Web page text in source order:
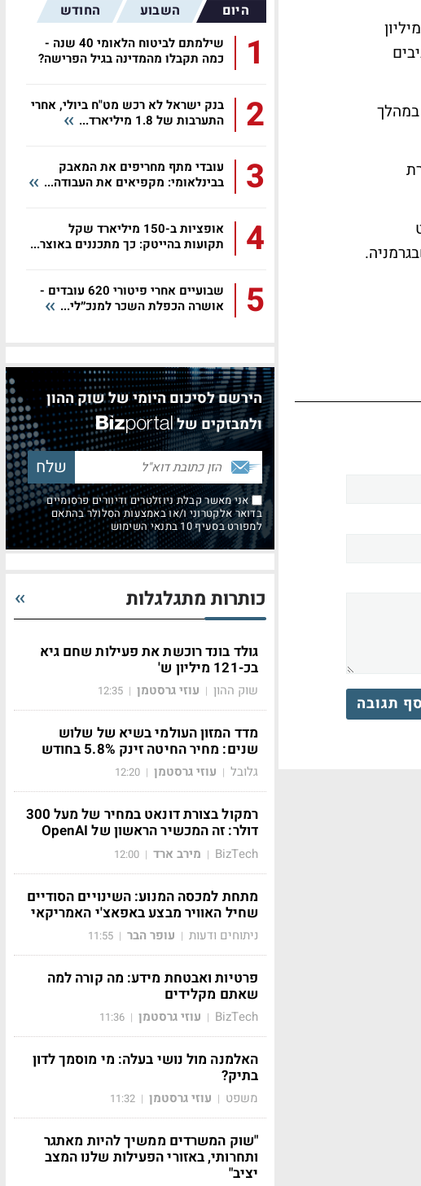
בסך הכל, רכשה פרופיט עד כה מאז תחילת 2006 11 נכסים בשוויץ בתמורה כוללת של כ-165 מיליון
תגובה
היום השבוע החודש
1
שילמתם לביטוח הלאומי 40 שנה -
כמה תקבלו מהמדינה בגיל הפרישה?
2
בנק ישראל לא רכש מט"ח ביולי, אחרי
התערבות של 1.8 מיליארד...
3
עובדי מתף מחריפים את המאבק
בבינלאומי: מקפיאים את העבודה...
4
אופציות ב-150 מיליארד שקל
תקועות בהייטק: כך מתכננים באוצר...
5
שבועיים אחרי פיטורי 620 עובדים -
אושרה הכפלת השכר למנכ״לי...
הירשם לסיכום היומי של שוק ההון
ולמבזקים של
אני מאשר קבלת ניוזלטרים ודיוורים פרסומיים
בדואר אלקטרוני ו/או באמצעות הסלולר בהתאם
למפורט בסעיף 10 בתנאי השימוש
כותרות מתגלגלות
גולד בונד רוכשת את פעילות שחם גיא
בכ-121 מיליון ש'
שוק ההון | עוזי גרסטמן |
12:35
מדד המזון העולמי בשיא של שלוש
שנים: מחיר החיטה זינק 5.8% בחודש
גלובל | עוזי גרסטמן |
12:20
רמקול בצורת דונאט במחיר של מעל 300
דולר: זה המכשיר הראשון של OpenAI
BizTech
| מירב ארד |
12:00
מתחת למכסה המנוע: השינויים הסודיים
שחיל האוויר מבצע באפאצ'י האמריקאי
ניתוחים ודעות | עופר הבר |
11:55
פרטיות ואבטחת מידע: מה קורה למה
שאתם מקלידים
BizTech
| עוזי גרסטמן |
11:36
האלמנה מול נושי בעלה: מי מוסמך לדון
בתיק?
משפט | עוזי גרסטמן |
11:32
"שוק המשרדים ממשיך להיות מאתגר
ותחרותי, באזורי הפעילות שלנו המצב
יציב"